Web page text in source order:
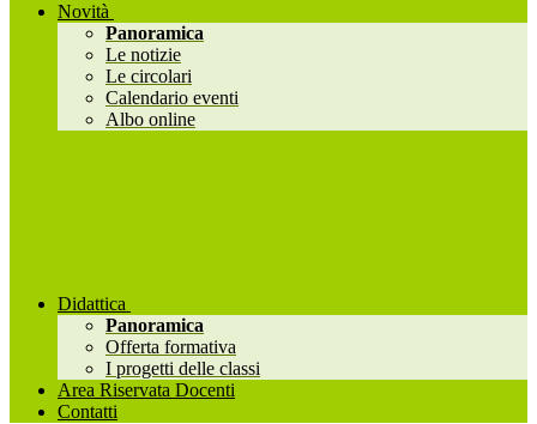
Novità
Panoramica
Le notizie
Le circolari
Calendario eventi
Albo online
Didattica
Panoramica
Offerta formativa
I progetti delle classi
Area Riservata Docenti
Contatti